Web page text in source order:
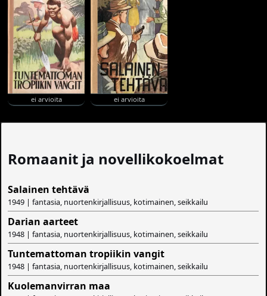
ei arvioita ei arvioita
Romaanit ja novellikokoelmat
Salainen tehtävä
1949 | fantasia, nuortenkirjallisuus, kotimainen, seikkailu
Darian aarteet
1948 | fantasia, nuortenkirjallisuus, kotimainen, seikkailu
Tuntemattoman tropiikin vangit
1948 | fantasia, nuortenkirjallisuus, kotimainen, seikkailu
Kuolemanvirran maa